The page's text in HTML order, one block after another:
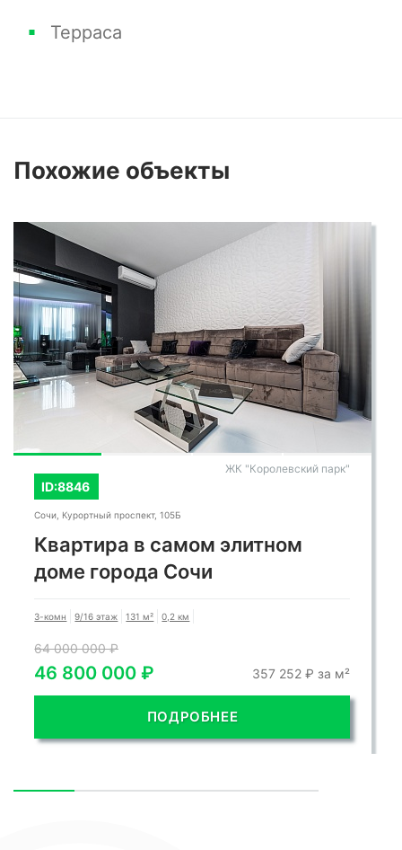
Терраса
Похожие объекты
ID:8846
ЖК "Королевский парк"
Сочи, Курортный проспект, 105Б
Квартира в самом элитном
доме города Сочи
3-комн 9/16 этаж 131 м² 0,2 км
64 000 000 ₽
46 800 000 ₽ 357 252 ₽ за м²
ПОДРОБНЕЕ